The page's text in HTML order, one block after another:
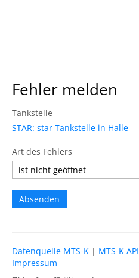
Fehler melden
Tankstelle
STAR: star Tankstelle in Halle
Art des Fehlers
Datenquelle MTS-K | MTS-K API
Impressum